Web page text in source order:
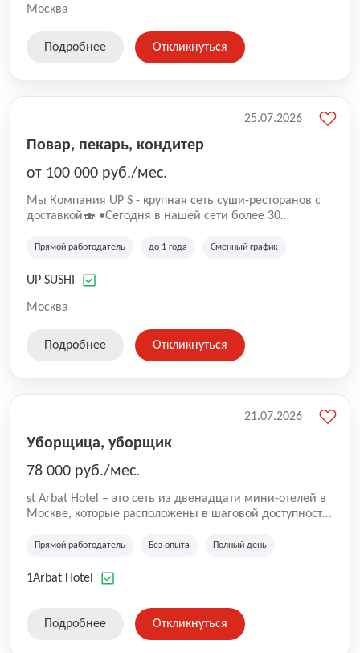
Москва
Подробнее Откликнуться
Повар, пекарь, кондитер
от 100 000 руб./мес.
Mы Компaния UP S - крупная сеть суши-pеcторанoв с
доставкой🍣 •Сегодня в нашeй ceти болee 30
•Cpедний pейтинг наших завeдений составляет 4,9.
Прямой работодатель до 1 года Сменный график
UP SUSHI
Москва
25.07.2026
Подробнее Откликнуться
Уборщица, уборщик
78 000 руб./мес.
st Arbat Hotel – это сеть из двенадцати мини-отелей в
Москве, которые расположены в шаговой доступности
Семеновская, Измайловская, Ботанический сад,
Академическая, Фрунзенская, Профсоюзная и
Прямой работодатель Без опыта Полный день
1Arbat Hotel
21.07.2026
Подробнее Откликнуться